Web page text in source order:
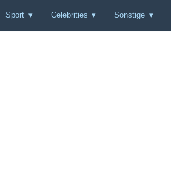
Sport Celebrities Sonstige